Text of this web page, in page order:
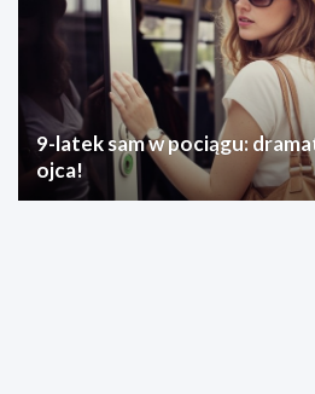
9-latek sam w pociągu:
ojca!